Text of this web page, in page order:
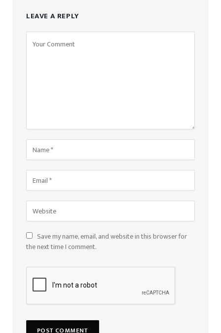
LEAVE A REPLY
Save my name, email, and website in this browser for
the next time I comment.